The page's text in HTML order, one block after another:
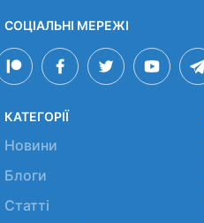
СОЦІАЛЬНІ МЕРЕЖІ
КАТЕГОРІЇ
Новини
Блоги
Статті